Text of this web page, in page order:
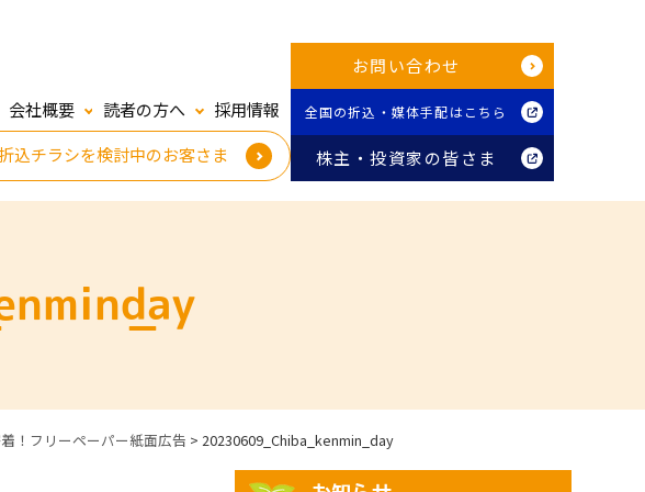
会社概要 読者の方へ
採用情報
込チラシを検討中のお客さま
お問い合わせ
全国の折込・媒体手配はこちら
株主・投資家の皆さま
！フリーペーパー紙面広告 >20230609_Chiba_kenmin_day